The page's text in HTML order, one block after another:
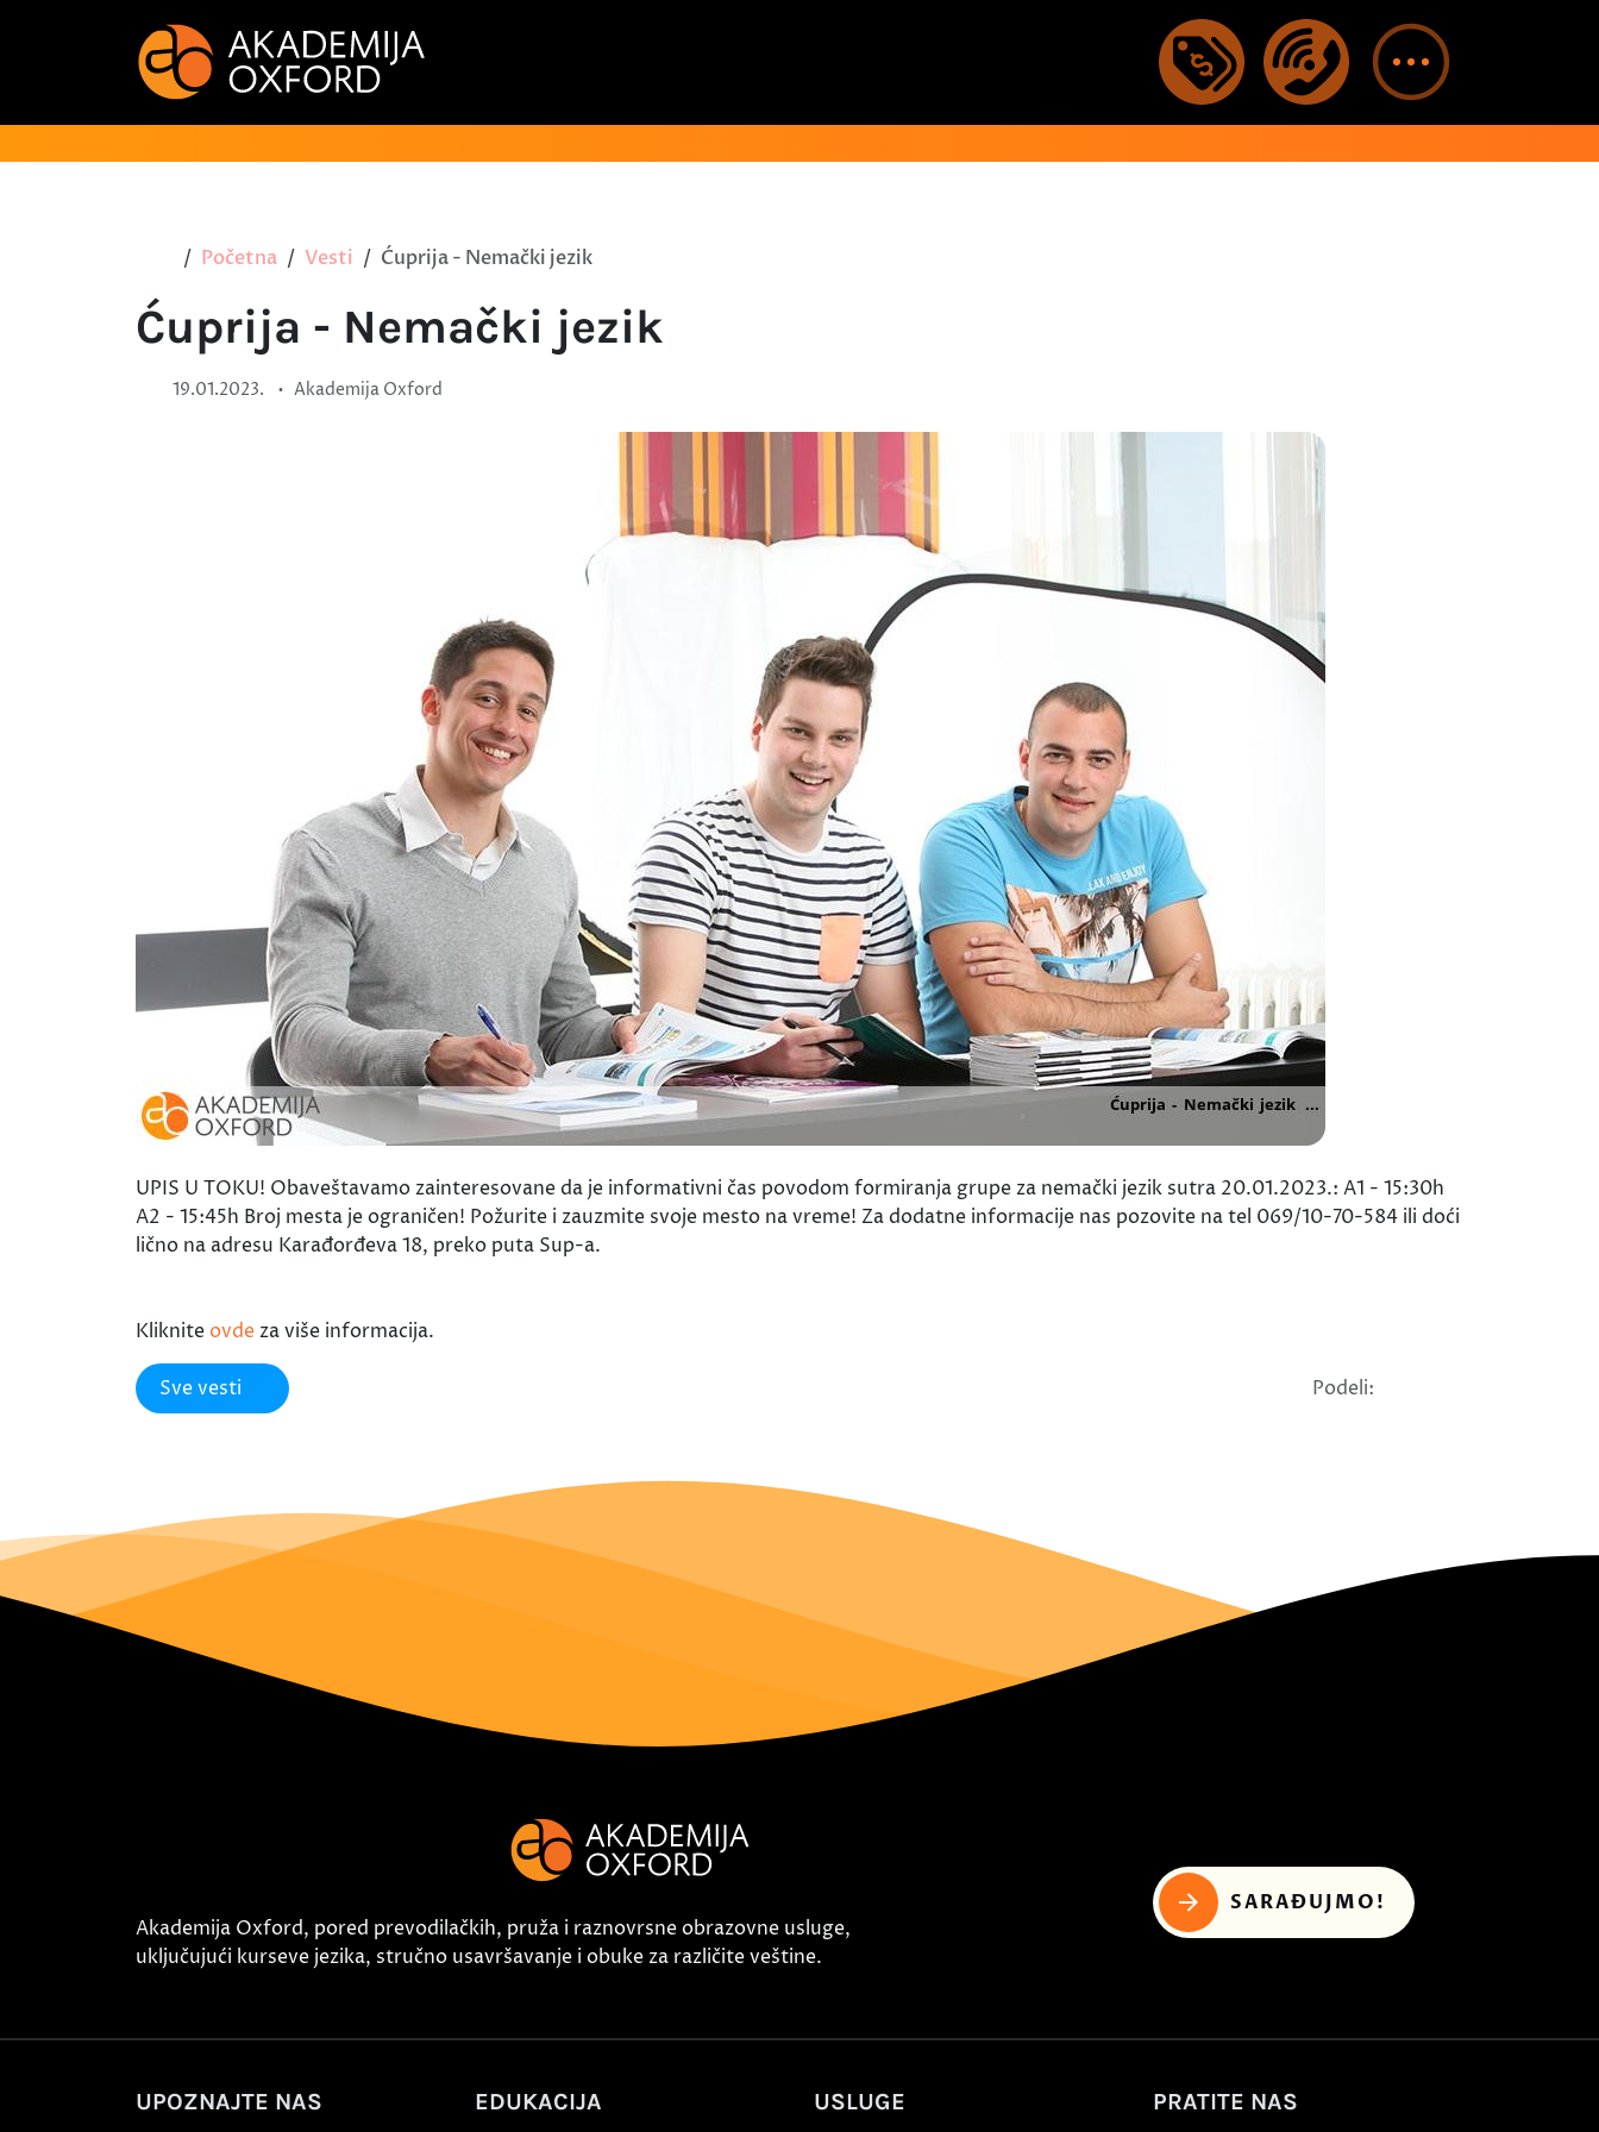
Početna Vesti Ćuprija - Nemački jezik
Ćuprija - Nemački jezik
19.01.2023. • Akademija Oxford
UPIS U TOKU! Obaveštavamo zainteresovane da je informativni čas povodom formiranja grupe za nemački jezik sutra 20.01.2023.: A1 - 15:30h
A2 - 15:45h Broj mesta je ograničen! Požurite i zauzmite svoje mesto na vreme! Za dodatne informacije nas pozovite na tel 069/10-70-584 ili doći
lično na adresu Karađorđeva 18, preko puta Sup-a.
Kliknite ovde za više informacija.
Sve vesti Podeli:
Akademija Oxford, pored prevodilačkih, pruža i raznovrsne obrazovne usluge,
uključujući kurseve jezika, stručno usavršavanje i obuke za različite veštine.
SARAĐUJMO!
UPOZNAJTE NAS EDUKACIJA USLUGE PRATITE NAS